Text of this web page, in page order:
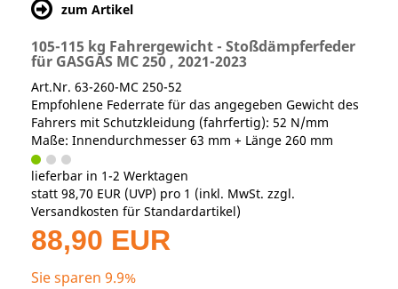
zum Artikel
105-115 kg Fahrergewicht - Stoßdämpferfeder
für GASGAS MC 250 , 2021-2023
Art.Nr. 63-260-MC 250-52
Empfohlene Federrate für das angegeben Gewicht des
Fahrers mit Schutzkleidung (fahrfertig): 52 N/mm
Maße: Innendurchmesser 63 mm + Länge 260 mm
lieferbar in 1-2 Werktagen
statt 98,70 EUR (UVP) pro 1 (inkl. MwSt. zzgl.
Versandkosten für Standardartikel)
88,90 EUR
Sie sparen 9.9%